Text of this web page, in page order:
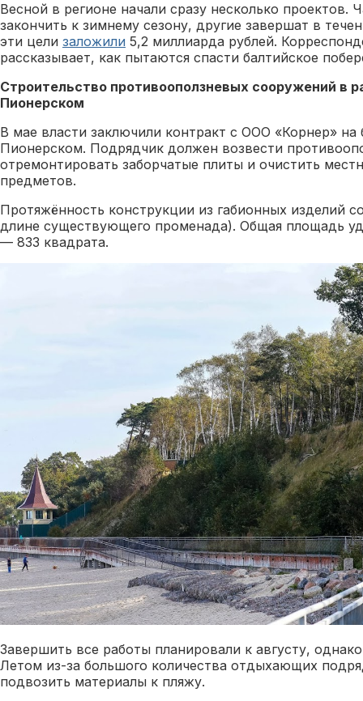
Весной в регионе начали сразу несколько проектов.
закончить к зимнему сезону, другие завершат в
эти цели заложили 5,2 миллиарда рублей.
рассказывает, как пытаются спасти балтийское
Строительство противооползневых сооружений в
Пионерском
В мае власти заключили контракт с ООО «Корнер» на
Пионерском. Подрядчик должен возвести
отремонтировать заборчатые плиты и очистить
предметов.
Протяжённость конструкции из габионных изделий
длине существующего променада). Общая площадь
— 833 квадрата.
Завершить все работы планировали к августу,
Летом из-за большого количества отдыхающих
подвозить материалы к пляжу.